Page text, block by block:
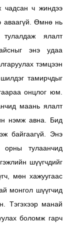
чадсан ч жиндээ
аваагүй. Өмнө нь
ялалт
энэ удаа
тэмцээн
тамирчдыг
онцлог юм.
маань ялалт
нэмж авна. Бид
байгаагүй. Энэ
орны тулаанчид
шүүгчдийг
мөн хажуугаас
монгол шүүгчид
Тэгэхээр манай
боломж гарч